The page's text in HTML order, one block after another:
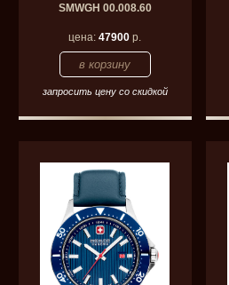
SMWGH 00.008.60
цена:47900 р.
запросить цену со скидкой